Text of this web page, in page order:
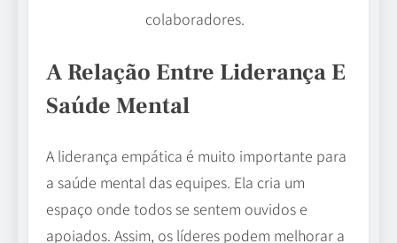
colaboradores.
A Relação Entre Liderança E
Saúde Mental
A liderança empática é muito importante para
a saúde mental das equipes. Ela cria um
espaço onde todos se sentem ouvidos e
apoiados. Assim, os líderes podem melhorar a